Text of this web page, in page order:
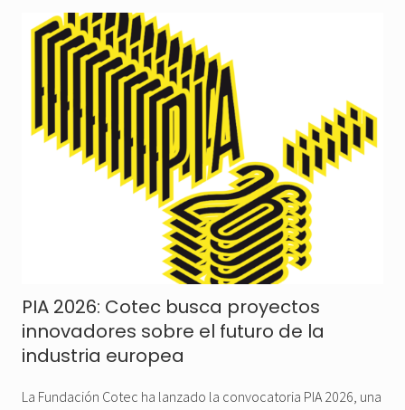
PIA 2026: Cotec busca proyectos
innovadores sobre el futuro de la
industria europea
La Fundación Cotec ha lanzado la convocatoria PIA 2026, una